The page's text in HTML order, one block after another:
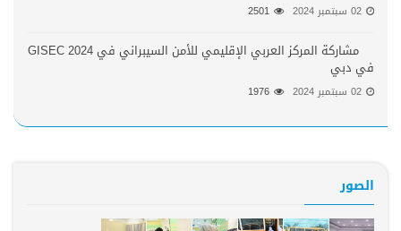
02 سبتمبر 2024 2501
مشاركة المركز العربي الإقليمي للأمن السيبراني في GISEC 2024
في دبي
02 سبتمبر 2024 1976
الصور